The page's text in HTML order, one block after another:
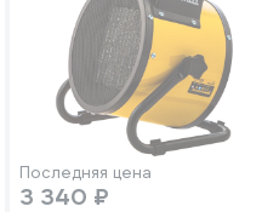
Последняя цена
3 340 ₽